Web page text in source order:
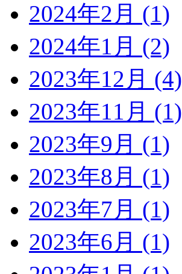
2024年2月 (1)
2024年1月 (2)
2023年12月 (4)
2023年11月 (1)
2023年9月 (1)
2023年8月 (1)
2023年7月 (1)
2023年6月 (1)